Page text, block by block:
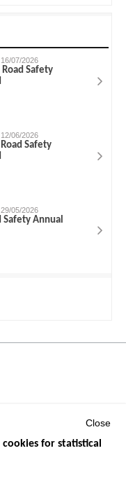
07/2026
Safety
06/2026
Safety
05/2026
Safety Annual
Close
for statistical